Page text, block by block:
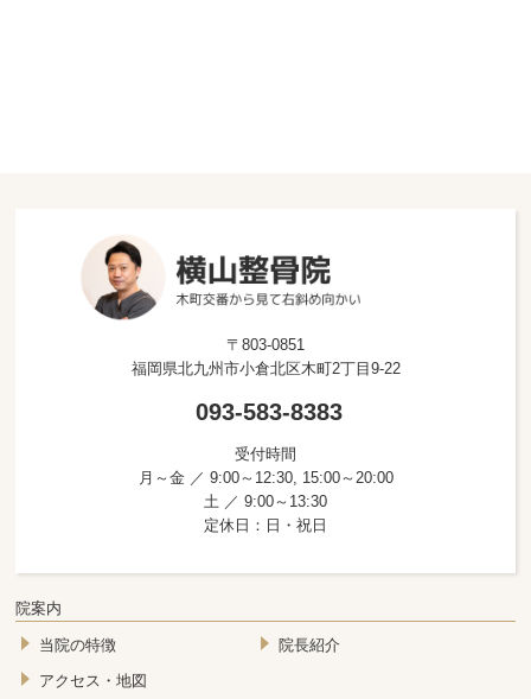
〒803-0851
福岡県北九州市小倉北区木町2丁目9-22
093-583-8383
受付時間
月～金 ／ 9:00～12:30, 15:00～20:00
土 ／ 9:00～13:30
定休日：日・祝日
院案内
当院の特徴
院長紹介
アクセス・地図